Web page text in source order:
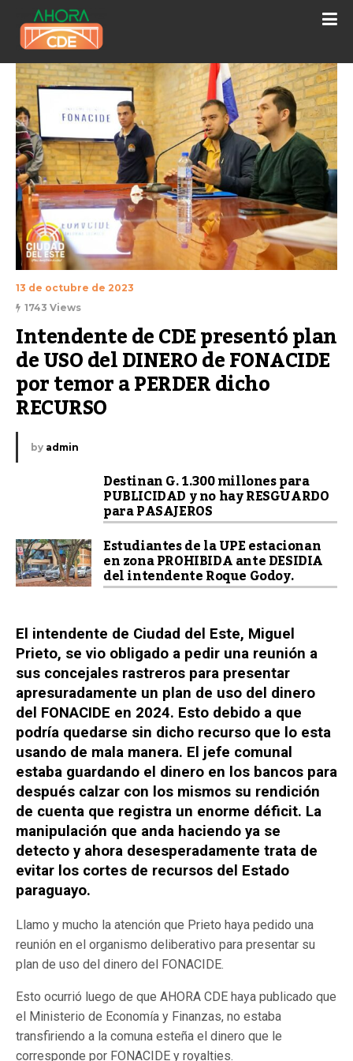
13 de octubre de 2023
1743 Views
Intendente de CDE presentó plan
de USO del DINERO de FONACIDE
por temor a PERDER dicho
RECURSO
by admin
Destinan G. 1.300 millones para
PUBLICIDAD y no hay RESGUARDO
para PASAJEROS
Estudiantes de la UPE estacionan
en zona PROHIBIDA ante DESIDIA
del intendente Roque Godoy.
El intendente de Ciudad del Este, Miguel
Prieto, se vio obligado a pedir una reunión a
sus concejales rastreros para presentar
apresuradamente un plan de uso del dinero
del FONACIDE en 2024. Esto debido a que
podría quedarse sin dicho recurso que lo esta
usando de mala manera. El jefe comunal
estaba guardando el dinero en los bancos para
después calzar con los mismos su rendición
de cuenta que registra un enorme déficit. La
manipulación que anda haciendo ya se
detecto y ahora desesperadamente trata de
evitar los cortes de recursos del Estado
paraguayo.
Llamo y mucho la atención que Prieto haya pedido una
reunión en el organismo deliberativo para presentar su
plan de uso del dinero del FONACIDE.
Esto ocurrió luego de que AHORA CDE haya publicado que
el Ministerio de Economía y Finanzas, no estaba
transfiriendo a la comuna esteña el dinero que le
corresponde por FONACIDE y royalties.